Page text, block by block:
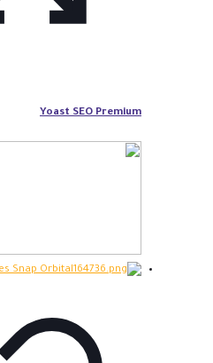
Yoast SEO Premium